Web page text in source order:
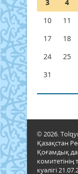
3
4
10
11
17
18
24
25
31
© 2026.
Қазақстан
Қоғамдық
комитетінің
куәлігі